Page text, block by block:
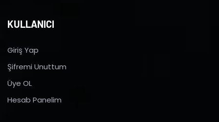
KULLANICI
Giriş Yap
Şifremi Unuttum
Üye OL
Hesab Panelim